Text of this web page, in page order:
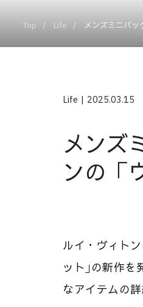
Top Life メンズミニバ
Life 2025.03.15
メンズ
ンの「
ルイ・ヴィト
ット｣の新作を
なアイテムの